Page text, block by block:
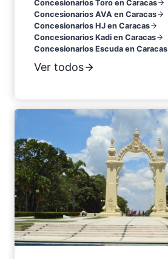
Concesionarios Toro en Caracas
Concesionarios AVA en Caracas
Concesionarios HJ en Caracas
Concesionarios Kadi en Caracas
Concesionarios Escuda en Caracas
Ver todos